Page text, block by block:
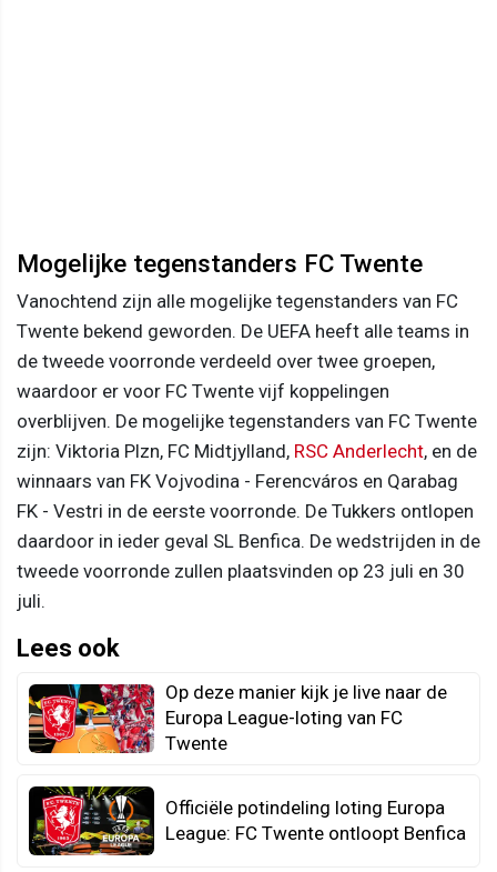
Mogelijke tegenstanders FC Twente
Vanochtend zijn alle mogelijke tegenstanders van FC
Twente bekend geworden. De UEFA heeft alle teams in
de tweede voorronde verdeeld over twee groepen,
waardoor er voor FC Twente vijf koppelingen
overblijven. De mogelijke tegenstanders van FC Twente
zijn: Viktoria Plzn, FC Midtjylland, RSC Anderlecht, en de
winnaars van FK Vojvodina - Ferencváros en Qarabag
FK - Vestri in de eerste voorronde. De Tukkers ontlopen
daardoor in ieder geval SL Benfica. De wedstrijden in de
tweede voorronde zullen plaatsvinden op 23 juli en 30
juli.
Lees ook
Op deze manier kijk je live naar de
Europa League-loting van FC
Twente
Officiële potindeling loting Europa
League: FC Twente ontloopt Benfica